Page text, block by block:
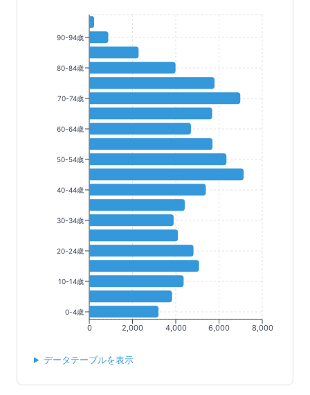
0 2,000 4,000 6,000 8,000
90-94歳
80-84歳
70-74歳
60-64歳
50-54歳
40-44歳
30-34歳
20-24歳
10-14歳
0-4歳
データテーブルを表示